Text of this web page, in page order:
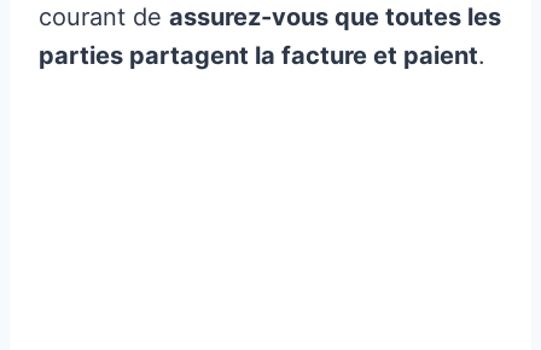
courant de assurez-vous que toutes les
parties partagent la facture et paient.